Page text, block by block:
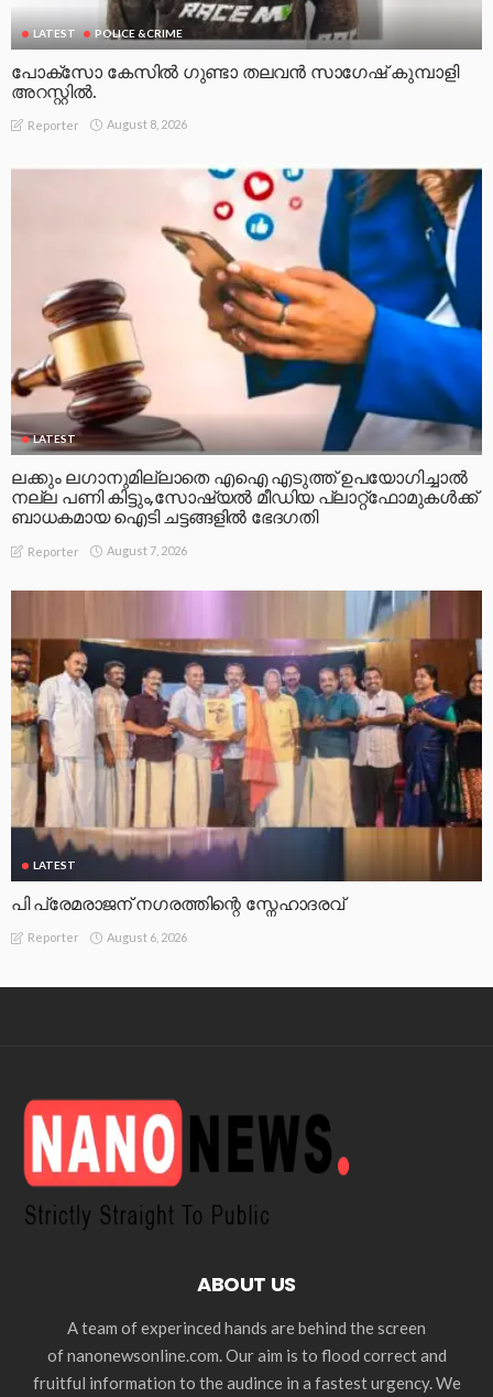
LATEST POLICE &CRIME
പോക്സോ കേസിൽ ഗുണ്ടാ തലവൻ സാഗേഷ് കുമ്പാളി
അറസ്റ്റിൽ.
Reporter August 8, 2026
LATEST
ലക്കും ലഗാനുമില്ലാതെ എഐ എടുത്ത് ഉപയോഗിച്ചാല്‍
നല്ല പണി കിട്ടും,സോഷ്യല്‍ മീഡിയ പ്ലാറ്റ്‌ഫോമുകള്‍ക്ക്
ബാധകമായ ഐടി ചട്ടങ്ങളില്‍ ഭേദഗതി
Reporter August 7, 2026
LATEST
പി പ്രേമരാജന് നഗരത്തിന്റെ സ്നേഹാദരവ്
Reporter August 6, 2026
ABOUT US
A team of experinced hands are behind the screen
of nanonewsonline.com. Our aim is to flood correct and
fruitful information to the audince in a fastest urgency. We